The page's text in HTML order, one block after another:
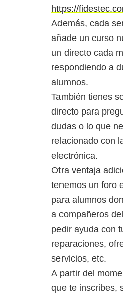
https://
Además, cada
añade un curso
un directo cada
respondiendo a
alumnos.
También tienes
directo para
dudas o lo que
relacionado con
electrónica.
Otra ventaja
tenemos un foro
para alumnos
a compañeros
pedir ayuda con
reparaciones,
servicios, etc.
A partir del
que te inscribes,